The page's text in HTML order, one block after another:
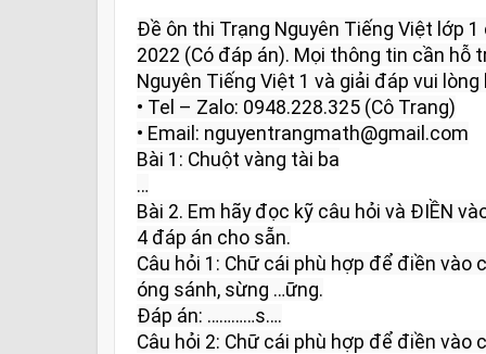
Đề ôn thi Trạng Nguyên Tiếng Việt lớp
2022 (Có đáp án). Mọi thông tin cần hỗ
Nguyên Tiếng Việt 1 và giải đáp vui lòng
• Tel – Zalo: 0948.228.325 (Cô Trang)
• Email: nguyentrangmath@gmail.com
Bài 1: Chuột vàng tài ba
…
Bài 2. Em hãy đọc kỹ câu hỏi và ĐIỀN
4 đáp án cho sẵn.
Câu hỏi 1: Chữ cái phù hợp để điền vào
óng sánh, sừng …ững.
Đáp án: …………s….
Câu hỏi 2: Chữ cái phù hợp để điền